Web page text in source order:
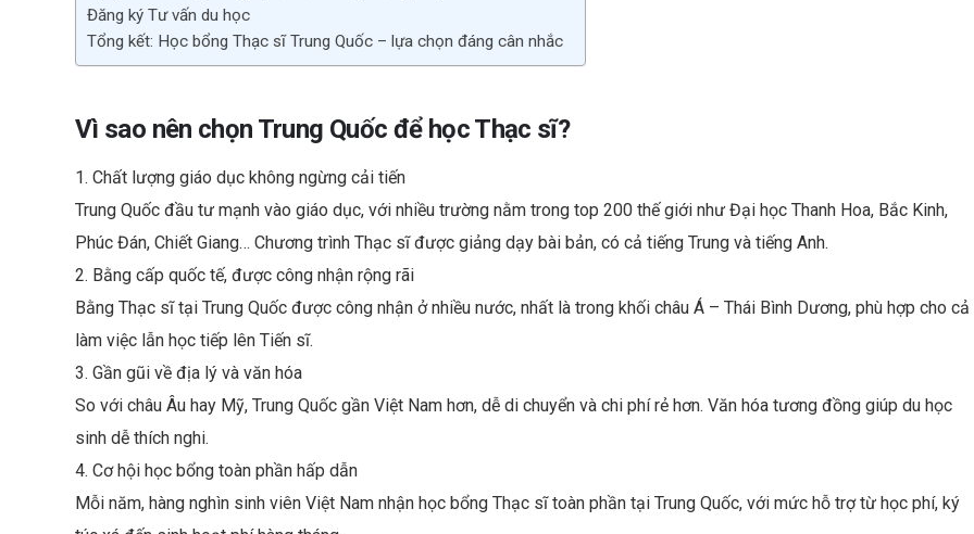
Đăng ký Tư vấn du học
Tổng kết: Học bổng Thạc sĩ Trung Quốc – lựa chọn đáng cân nhắc
Vì sao nên chọn Trung Quốc để học Thạc sĩ?
1. Chất lượng giáo dục không ngừng cải tiến
Trung Quốc đầu tư mạnh vào giáo dục, với nhiều trường nằm trong top 200 thế giới như Đại học Thanh Hoa, Bắc Kinh,
Phúc Đán, Chiết Giang… Chương trình Thạc sĩ được giảng dạy bài bản, có cả tiếng Trung và tiếng Anh.
2. Bằng cấp quốc tế, được công nhận rộng rãi
Bằng Thạc sĩ tại Trung Quốc được công nhận ở nhiều nước, nhất là trong khối châu Á – Thái Bình Dương, phù hợp cho cả
làm việc lẫn học tiếp lên Tiến sĩ.
3. Gần gũi về địa lý và văn hóa
So với châu Âu hay Mỹ, Trung Quốc gần Việt Nam hơn, dễ di chuyển và chi phí rẻ hơn. Văn hóa tương đồng giúp du học
sinh dễ thích nghi.
4. Cơ hội học bổng toàn phần hấp dẫn
Mỗi năm, hàng nghìn sinh viên Việt Nam nhận học bổng Thạc sĩ toàn phần tại Trung Quốc, với mức hỗ trợ từ học phí, ký